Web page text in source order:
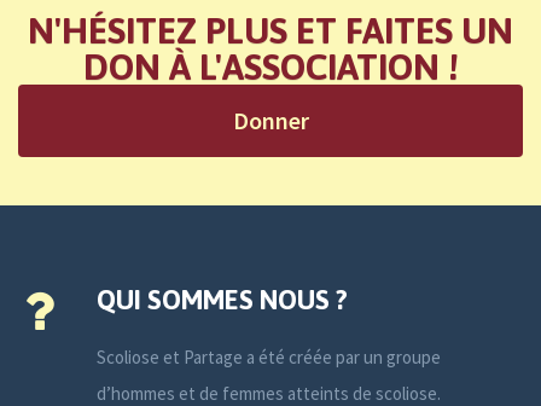
N'HÉSITEZ PLUS ET FAITES UN
DON À L'ASSOCIATION !
Donner
QUI SOMMES NOUS ?
Scoliose et Partage a été créée par un groupe
d’hommes et de femmes atteints de scoliose.